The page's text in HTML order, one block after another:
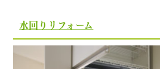
水回りリフォーム